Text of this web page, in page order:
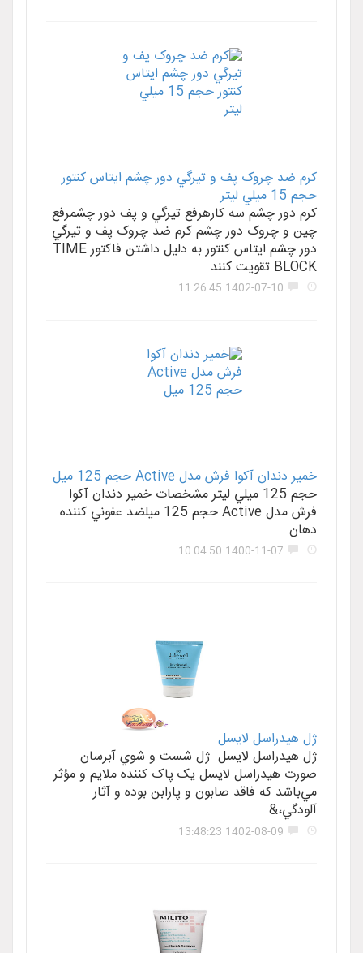
کرم ضد چروک پف و تيرگي دور چشم ايتاس کنتور
حجم 15 ميلي ليتر
کرم دور چشم سه کارهرفع تيرگي و پف دور چشمرفع
چين و چروک دور چشم کرم ضد چروک پف و تيرگي
دور چشم ايتاس کنتور به دليل داشتن فاکتور TIME
BLOCK تقويت کنند
1402-07-10 11:26:45
خمير دندان آکوا فرش مدل Active حجم 125 ميل
حجم 125 ميلي ليتر مشخصات خمير دندان آکوا
فرش مدل Active حجم 125 ميلضد عفوني کننده
دهان
1400-11-07 10:04:50
ژل هيدراسل لايسل
ژل هيدراسل لايسل ژل شست و شوي آبرسان
صورت هيدراسل لايسل يک پاک کننده ملايم و مؤثر
مي‌باشد که فاقد صابون و پارابن بوده و آثار
آلودگي،&
1402-08-09 13:48:23